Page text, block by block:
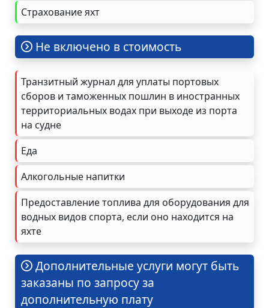
Страхование яхт
Не включено в стоимость
Транзитный журнал для уплаты портовых
сборов и таможенных пошлин в иностранных
территориальных водах при выходе из порта
на судне
Еда
Алкогольные напитки
Предоставление топлива для оборудования для
водных видов спорта, если оно находится на
яхте
Дополнительные услуги могут быть
заказаны по запросу за
дополнительную плату